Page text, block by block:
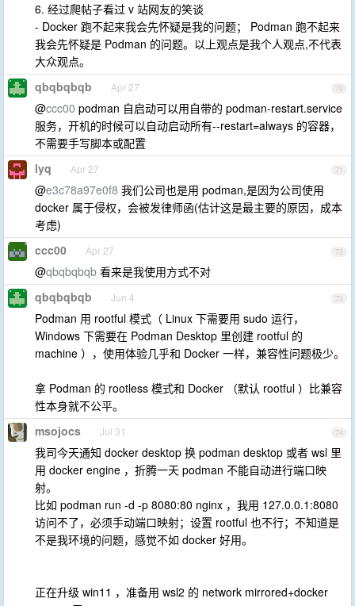
6. 经过爬帖子看过 v 站网友的笑谈
- Docker 跑不起来我会先怀疑是我的问题； Podman 跑不起来
我会先怀疑是 Podman 的问题。以上观点是我个人观点,不代表
大众观点。
70
qbqbqbqb Apr 27
@ccc00 podman 自启动可以用自带的 podman-restart.service
服务，开机的时候可以自动启动所有--restart=always 的容器，
不需要手写脚本或配置
71
lyq Apr 27
@e3c78a97e0f8 我们公司也是用 podman,是因为公司使用
docker 属于侵权，会被发律师函(估计这是最主要的原因，成本
考虑)
72
ccc00 Apr 27
@qbqbqbqb 看来是我使用方式不对
73
qbqbqbqb Jun 4
Podman 用 rootful 模式（ Linux 下需要用 sudo 运行，
Windows 下需要在 Podman Desktop 里创建 rootful 的
machine ），使用体验几乎和 Docker 一样，兼容性问题极少。
拿 Podman 的 rootless 模式和 Docker （默认 rootful ）比兼容
性本身就不公平。
74
msojocs Jul 31
我司今天通知 docker desktop 换 podman desktop 或者 wsl 里
用 docker engine ，折腾一天 podman 不能自动进行端口映
射。
比如 podman run -d -p 8080:80 nginx ，我用 127.0.0.1:8080
访问不了，必须手动端口映射；设置 rootful 也不行；不知道是
不是我环境的问题，感觉不如 docker 好用。
正在升级 win11 ，准备用 wsl2 的 network mirrored+docker